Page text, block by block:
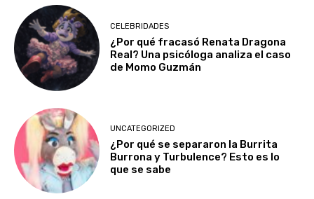
CELEBRIDADES
¿Por qué fracasó Renata Dragona
Real? Una psicóloga analiza el caso
de Momo Guzmán
UNCATEGORIZED
¿Por qué se separaron la Burrita
Burrona y Turbulence? Esto es lo
que se sabe